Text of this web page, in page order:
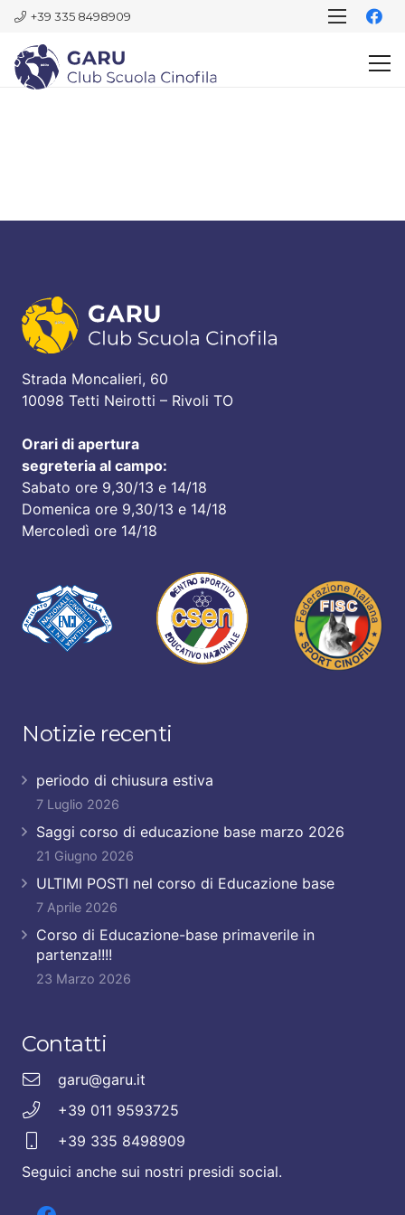
+39 335 8498909
Strada Moncalieri, 60
10098 Tetti Neirotti – Rivoli TO
Orari di apertura
segreteria al campo:
Sabato ore 9,30/13 e 14/18
Domenica ore 9,30/13 e 14/18
Mercoledì ore 14/18
Notizie recenti
periodo di chiusura estiva
7 Luglio 2026
Saggi corso di educazione base marzo 2026
21 Giugno 2026
ULTIMI POSTI nel corso di Educazione base
7 Aprile 2026
Corso di Educazione-base primaverile in
partenza!!!!
23 Marzo 2026
Contatti
garu@garu.it
+39 011 9593725
+39 335 8498909
Seguici anche sui nostri presidi social.